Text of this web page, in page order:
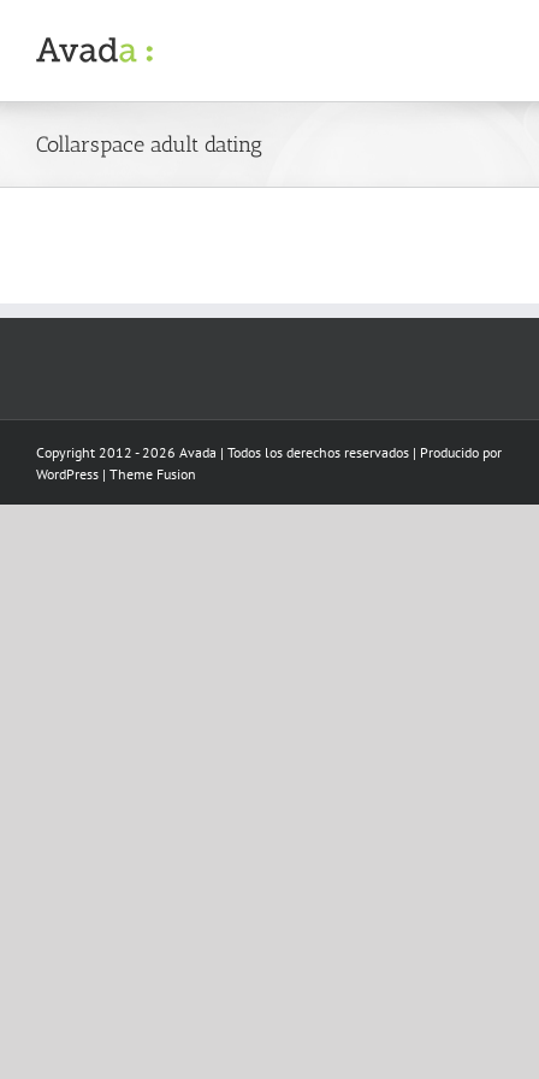
content
Collarspace adult dating
Copyright 2012 - 2026 Avada | Todos los derechos reservados | Producido por
WordPress | Theme Fusion